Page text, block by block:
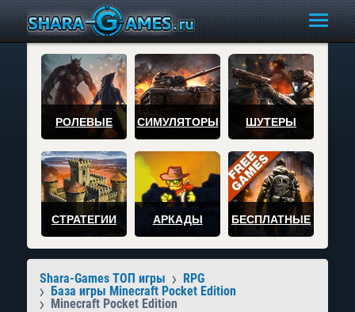
РОЛЕВЫЕ СИМУЛЯТОРЫ ШУТЕРЫ
СТРАТЕГИИ АРКАДЫ БЕСПЛАТНЫЕ
Shara-Games ТОП игры
RPG
База игры Minecraft Pocket Edition
Minecraft Pocket Edition